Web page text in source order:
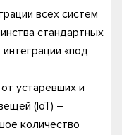
всех систем
стандартных
«под
устаревших и
(IoT) –
количество